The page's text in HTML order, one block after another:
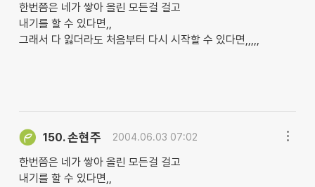
한번쯤은 네가 쌓아 올린 모든걸 걸고
내기를 할 수 있다면,,
그래서 다 잃더라도 처음부터 다시 시작할 수 있다면,,,,,
150.손현주 2004.06.03 07:02
한번쯤은 네가 쌓아 올린 모든걸 걸고
내기를 할 수 있다면,,